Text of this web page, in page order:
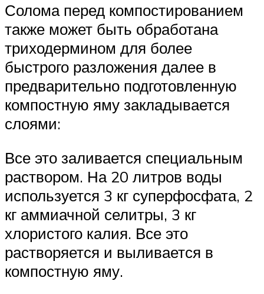
Солома перед компостированием
также может быть обработана
триходермином для более
быстрого разложения далее в
предварительно подготовленную
компостную яму закладывается
слоями:
Все это заливается специальным
раствором. На 20 литров воды
используется 3 кг суперфосфата, 2
кг аммиачной селитры, 3 кг
хлористого калия. Все это
растворяется и выливается в
компостную яму.